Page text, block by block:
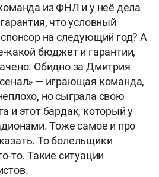
из ФНЛ и у неё дела
что условный
спонсор на следующий год? А
какой бюджет и гарантии,
Обидно за Дмитрия
— играющая команда,
но сыграла свою
и этот бардак, который у
Тоже самое и про
То болельщики
то. Такие ситуации